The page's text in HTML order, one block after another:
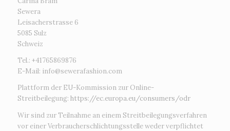
Sewera
Leisacherstrasse 6
5085 Sulz
Schweiz
Tel.: +41765869876
E-Mail: info@sewerafashion.com
Plattform der EU-Kommission zur Online-
Streitbeilegung: https://ec.europa.eu/consumers/odr
Wir sind zur Teilnahme an einem Streitbeilegungsverfahren
vor einer Verbraucherschlichtungsstelle weder verpflichtet